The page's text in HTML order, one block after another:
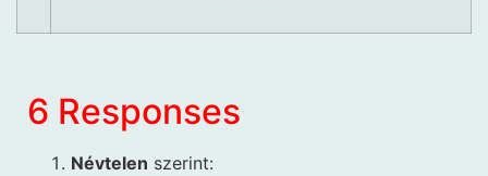
6 Responses
Névtelen szerint: